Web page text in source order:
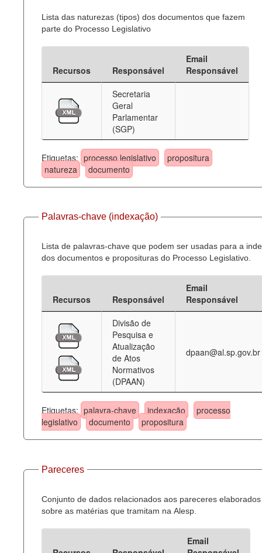
Lista das naturezas (tipos) dos documentos que fazem
parte do Processo Legislativo
Recursos Responsável
Email
Responsável
Secretaria
Geral
Parlamentar
(SGP)
Etiquetas: processo legislativo
propositura
natureza
documento
Palavras-chave (indexação)
Lista de palavras-chave que podem ser usadas para a
dos documentos e proposituras do Processo Legislativo.
Recursos Responsável
Email
Responsável
Divisão de
Pesquisa e
Atualização
de Atos
Normativos
(DPAAN)
dpaan@al.sp.gov.br
Etiquetas: palavra-chave indexação
processo
legislativo
documento propositura
Pareceres
Conjunto de dados relacionados aos pareceres elaborados
sobre as matérias que tramitam na Alesp.
Email